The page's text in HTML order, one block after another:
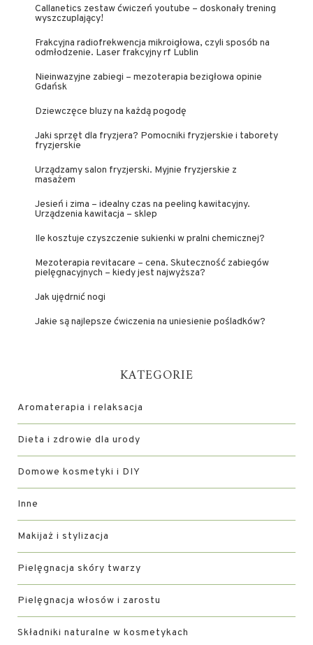
Callanetics zestaw ćwiczeń youtube – doskonały trening
wyszczuplający!
Frakcyjna radiofrekwencja mikroigłowa, czyli sposób na
odmłodzenie. Laser frakcyjny rf Lublin
Nieinwazyjne zabiegi – mezoterapia bezigłowa opinie
Gdańsk
Dziewczęce bluzy na każdą pogodę
Jaki sprzęt dla fryzjera? Pomocniki fryzjerskie i taborety
fryzjerskie
Urządzamy salon fryzjerski. Myjnie fryzjerskie z
masażem
Jesień i zima – idealny czas na peeling kawitacyjny.
Urządzenia kawitacja – sklep
Ile kosztuje czyszczenie sukienki w pralni chemicznej?
Mezoterapia revitacare – cena. Skuteczność zabiegów
pielęgnacyjnych – kiedy jest najwyższa?
Jak ujędrnić nogi
Jakie są najlepsze ćwiczenia na uniesienie pośladków?
KATEGORIE
Aromaterapia i relaksacja
Dieta i zdrowie dla urody
Domowe kosmetyki i DIY
Inne
Makijaż i stylizacja
Pielęgnacja skóry twarzy
Pielęgnacja włosów i zarostu
Składniki naturalne w kosmetykach